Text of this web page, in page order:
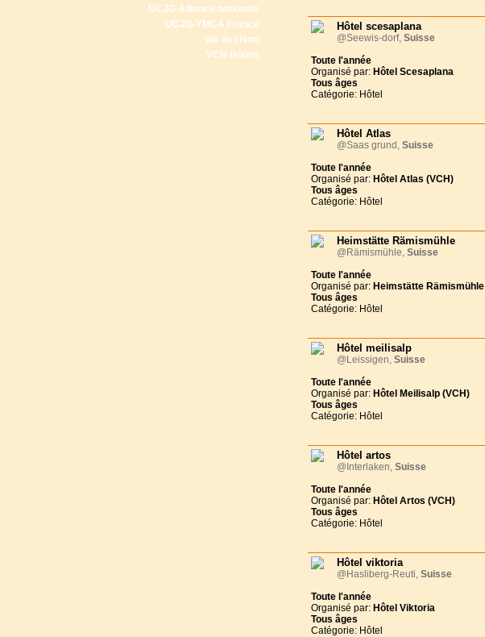
UCJG Alliance nationale
UCJG-YMCA France
Val de l'Hort
VCH Hôtels
Hôtel scesaplana
@Seewis-dorf, Suisse
Toute l'année
Organisé par: Hôtel Scesaplana
Tous âges
Catégorie: Hôtel
Hôtel Atlas
@Saas grund, Suisse
Toute l'année
Organisé par: Hôtel Atlas (VCH)
Tous âges
Catégorie: Hôtel
Heimstätte Rämismühle
@Rämismühle, Suisse
Toute l'année
Organisé par: Heimstätte Rämismühle
Tous âges
Catégorie: Hôtel
Hôtel meilisalp
@Leissigen, Suisse
Toute l'année
Organisé par: Hôtel Meilisalp (VCH)
Tous âges
Catégorie: Hôtel
Hôtel artos
@Interlaken, Suisse
Toute l'année
Organisé par: Hôtel Artos (VCH)
Tous âges
Catégorie: Hôtel
Hôtel viktoria
@Hasliberg-Reuti, Suisse
Toute l'année
Organisé par: Hôtel Viktoria
Tous âges
Catégorie: Hôtel